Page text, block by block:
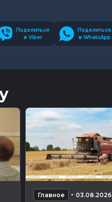
Поделиться
в Viber
Поделиться
в WhatsApp
Главное - 03.08.2026